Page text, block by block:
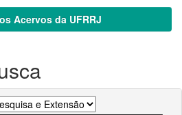
Acervos da UFRRJ